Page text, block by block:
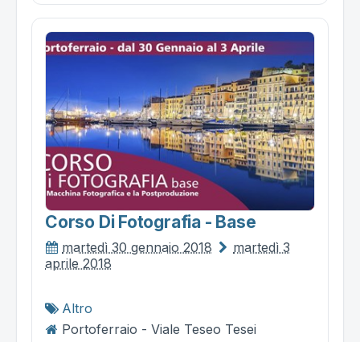
Corso Di Fotografia - Base
martedì 30 gennaio 2018
martedì 3
aprile 2018
Altro
Portoferraio - Viale Teseo Tesei